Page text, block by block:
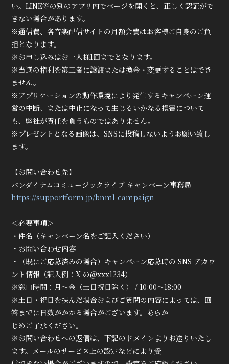
い。LINE等の別のアプリ内でページを開くと、正しく認証がで
きない場合があります。
※通信費、各音楽配信サイトの月額会費はお客様ご自身のご負
担となります。
※お申し込みはお一人様1回までとなります。
※当選の権利を第三者に譲渡または換金・変更することはでき
ません。
※アプリケーションの動作環境により発生するキャンペーン運
営の中断、または中止になって生じるいかなる損害について
も、弊社が責任を負うものではありません。
※プレゼントとなる画像は、SNSに投稿しないようお願い致し
ます。
【お問い合わせ先】
バンダイナムコミュージックライブ キャンペーン事務局
https://supportform.jp/bnml-campaign
＜必要事項＞
・件名（キャンペーン名をご記入ください）
・お問い合わせ内容
・（既にご応募済みの場合）キャンペーン応募時の SNS アカウ
ント情報（記入例：X の@xxx1234）
※窓口時間：月～金（土日祝日除く） / 10:00～18:00
※土日・祝日を挟んだ場合およびご質問の内容によっては、回
答までに日数がかかる場合がございます。あらか
じめご了承ください。
※お問い合わせへの返信は、下記のドメインよりお送りいたし
ます。メールのサービス上の設定などにより受